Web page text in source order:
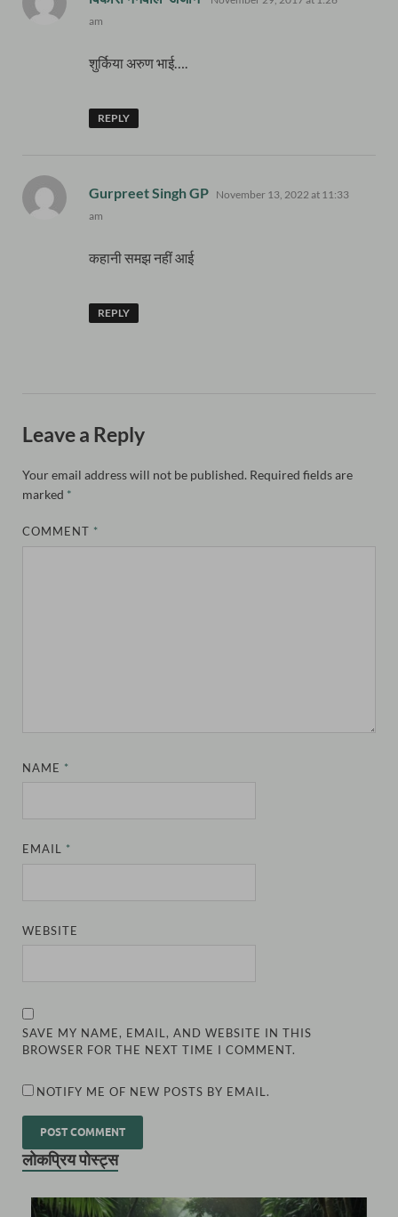
am
शुर्किया अरुण भाई….
REPLY
Gurpreet Singh GP says:
November 13, 2022 at 11:33
am
कहानी समझ नहीं आई
REPLY
Leave a Reply
Your email address will not be published. Required fields are
marked *
COMMENT *
NAME *
EMAIL *
WEBSITE
SAVE MY NAME, EMAIL, AND WEBSITE IN THIS
BROWSER FOR THE NEXT TIME I COMMENT.
NOTIFY ME OF NEW POSTS BY EMAIL.
लोकप्रिय पोस्ट्स